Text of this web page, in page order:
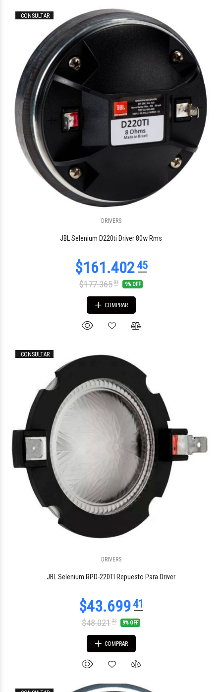
CONSULTAR
DRIVERS
JBL Selenium D220ti Driver 80w Rms
$177.36533 9% OFF
COMPRAR
CONSULTAR
DRIVERS
JBL Selenium RPD-220TI Repuesto Para Driver
$48.02133 9% OFF
COMPRAR